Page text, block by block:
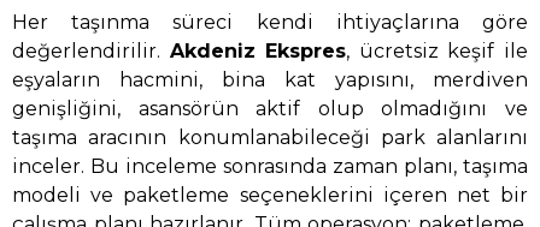
Her taşınma süreci kendi ihtiyaçlarına göre
değerlendirilir. Akdeniz Ekspres, ücretsiz keşif ile
eşyaların hacmini, bina kat yapısını, merdiven
genişliğini, asansörün aktif olup olmadığını ve
taşıma aracının konumlanabileceği park alanlarını
inceler. Bu inceleme sonrasında zaman planı, taşıma
modeli ve paketleme seçeneklerini içeren net bir